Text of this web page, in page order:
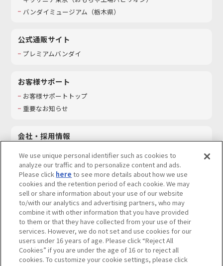
バンダイミュージアム（栃木県）
公式通販サイト
プレミアムバンダイ
お客様サポート
お客様サポートトップ
重要なお知らせ
会社・採用情報
採用情報
サステナビリティ
お問い合わせ
ウェブサイトご利用条件 ソーシャルメディアポリシー
個人情報及び特定個人情報等の取り扱いに関する保護方針
Do Not Sell or Share My Personal Information著作権・商標について
We use unique personal identifier such as cookies to
analyze our traffic and to personalize content and ads.
Please click here to see more details about how we use
cookies and the retention period of each cookie. We may
sell or share information about your use of our website
to/with our analytics and advertising partners, who may
combine it with other information that you have provided
to them or that they have collected from your use of their
services. However, we do not set and use cookies for our
users under 16 years of age. Please click “Reject All
Cookies” if you are under the age of 16 or to reject all
cookies. To customize your cookie settings, please click